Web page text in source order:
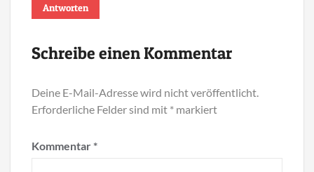
Antworten
Schreibe einen Kommentar
Deine E-Mail-Adresse wird nicht veröffentlicht.
Erforderliche Felder sind mit * markiert
Kommentar*